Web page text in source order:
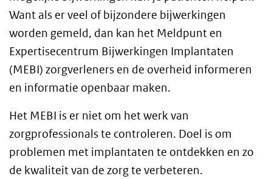
Want als er veel of bijzondere bijwerkingen
worden gemeld, dan kan het Meldpunt en
Expertisecentrum Bijwerkingen Implantaten
(MEBI) zorgverleners en de overheid informeren
en informatie openbaar maken.
Het MEBI is er niet om het werk van
zorgprofessionals te controleren. Doel is om
problemen met implantaten te ontdekken en zo
de kwaliteit van de zorg te verbeteren.